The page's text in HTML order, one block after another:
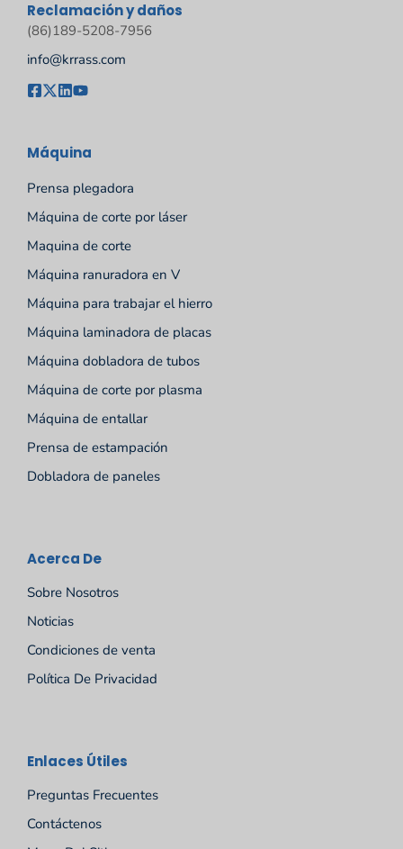
Reclamación y daños
(86)189-5208-7956
info@krrass.com
Máquina
Prensa plegadora
Máquina de corte por láser
Maquina de corte
Máquina ranuradora en V
Máquina para trabajar el hierro
Máquina laminadora de placas
Máquina dobladora de tubos
Máquina de corte por plasma
Máquina de entallar
Prensa de estampación
Dobladora de paneles
Acerca De
Sobre Nosotros
Noticias
Condiciones de venta
Política De Privacidad
Enlaces Útiles
Preguntas Frecuentes
Contáctenos